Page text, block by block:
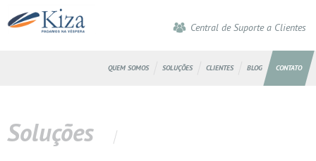
Central de Suporte a Clientes
CONTATO
BLOG
CLIENTES
SOLUÇÕES
QUEM SOMOS
Soluções